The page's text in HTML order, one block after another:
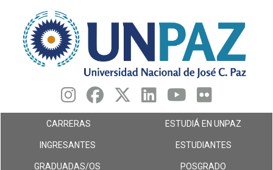
contenido
principal
CARRERAS ESTUDIÁ EN UNPAZ
INGRESANTES ESTUDIANTES
GRADUADAS/OS POSGRADO